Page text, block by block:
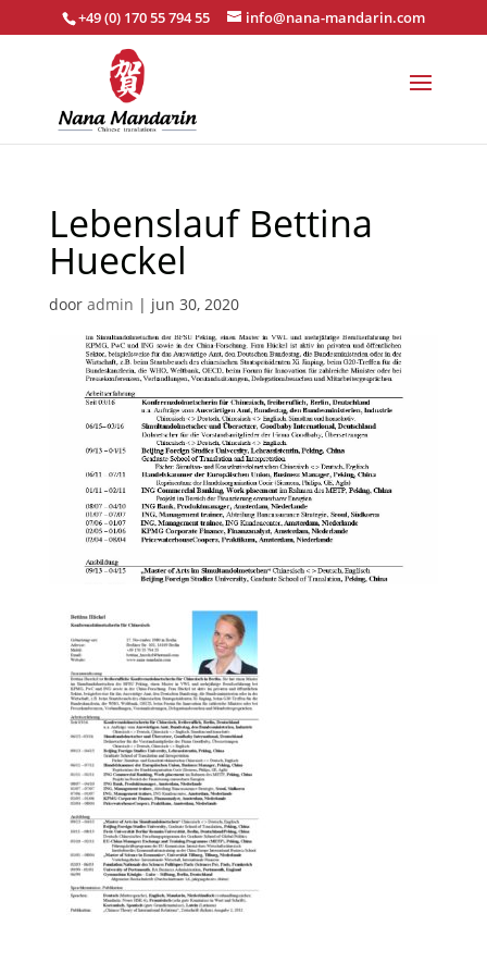
+49 (0) 170 55 794 55 info@nana-mandarin.com
Lebenslauf Bettina
Hueckel
door admin | jun 30, 2020